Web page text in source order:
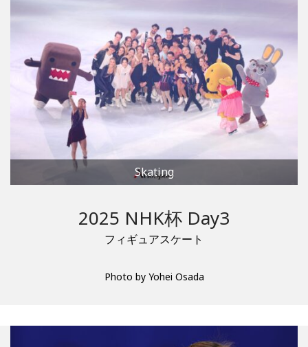
Skating
2025 NHK杯 Day3
フィギュアスケート
Photo by Yohei Osada